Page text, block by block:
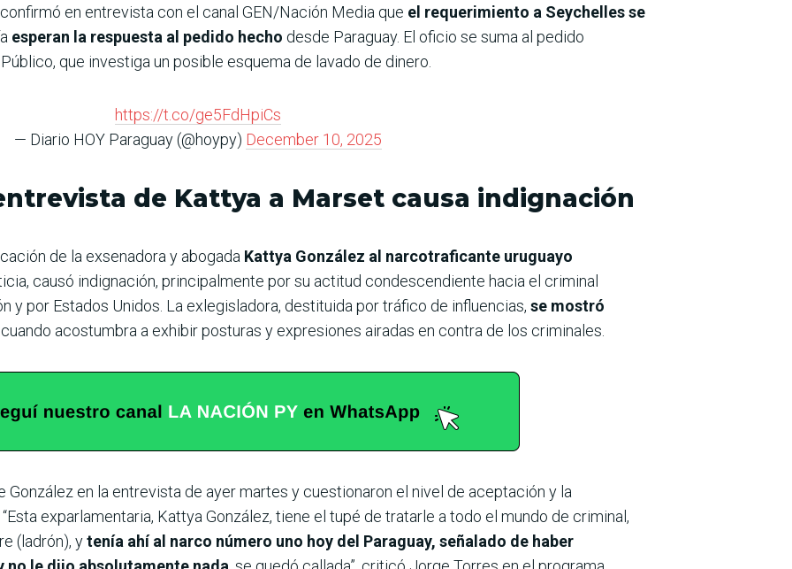
en entrevista con el canal GEN/Nación Media que el requerimiento a Seychelles se
esperan la respuesta al pedido hecho desde Paraguay. El oficio se suma al pedido
que investiga un posible esquema de lavado de dinero.
https://t.co/ge5FdHpiCs
— Diario HOY Paraguay (@hoypy) December 10, 2025
de Kattya a Marset causa indignación
de la exsenadora y abogada Kattya González al narcotraficante uruguayo
causó indignación, principalmente por su actitud condescendiente hacia el criminal
y por Estados Unidos. La exlegisladora, destituida por tráfico de influencias, se mostró
cuando acostumbra a exhibir posturas y expresiones airadas en contra de los criminales.
en la entrevista de ayer martes y cuestionaron el nivel de aceptación y la
exparlamentaria, Kattya González, tiene el tupé de tratarle a todo el mundo de criminal,
(ladrón), ytenía ahí al narco número uno hoy del Paraguay, señalado de haber